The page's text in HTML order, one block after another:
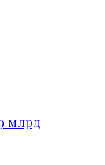
млрд